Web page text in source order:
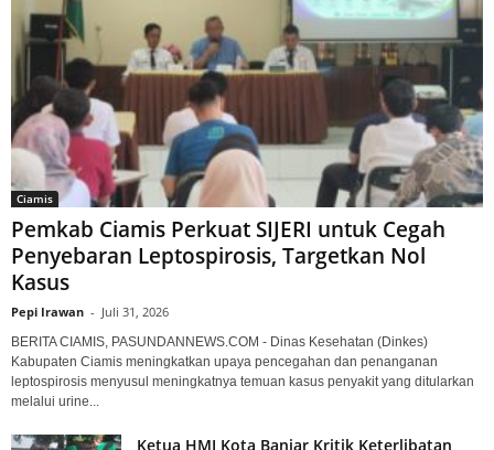
Ciamis
Pemkab Ciamis Perkuat SIJERI untuk Cegah
Penyebaran Leptospirosis, Targetkan Nol
Kasus
Pepi Irawan - Juli 31, 2026
BERITA CIAMIS, PASUNDANNEWS.COM - Dinas Kesehatan (Dinkes)
Kabupaten Ciamis meningkatkan upaya pencegahan dan penanganan
leptospirosis menyusul meningkatnya temuan kasus penyakit yang ditularkan
melalui urine...
Ketua HMI Kota Banjar Kritik Keterlibatan